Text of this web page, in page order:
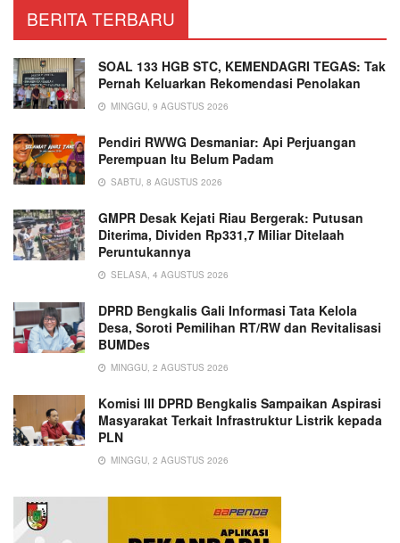
BERITA TERBARU
SOAL 133 HGB STC, KEMENDAGRI TEGAS: Tak
Pernah Keluarkan Rekomendasi Penolakan
MINGGU, 9 AGUSTUS 2026
Pendiri RWWG Desmaniar: Api Perjuangan
Perempuan Itu Belum Padam
SABTU, 8 AGUSTUS 2026
GMPR Desak Kejati Riau Bergerak: Putusan
Diterima, Dividen Rp331,7 Miliar Ditelaah
Peruntukannya
SELASA, 4 AGUSTUS 2026
DPRD Bengkalis Gali Informasi Tata Kelola
Desa, Soroti Pemilihan RT/RW dan Revitalisasi
BUMDes
MINGGU, 2 AGUSTUS 2026
Komisi III DPRD Bengkalis Sampaikan Aspirasi
Masyarakat Terkait Infrastruktur Listrik kepada
PLN
MINGGU, 2 AGUSTUS 2026